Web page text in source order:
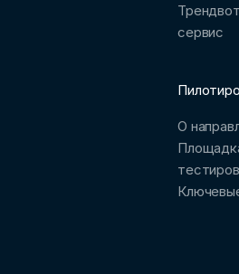
сервис
О